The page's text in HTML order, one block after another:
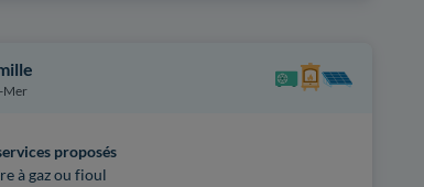
Mer
proposés
à gaz ou fioul